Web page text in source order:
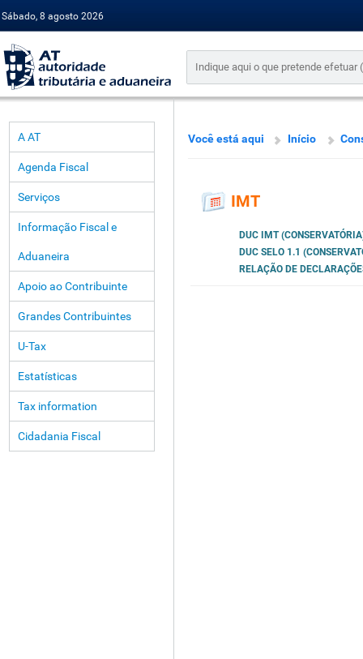
Sábado, 8 agosto 2026
A AT
Agenda Fiscal
Serviços
Informação Fiscal e
Aduaneira
Apoio ao Contribuinte
Grandes Contribuintes
U-Tax
Estatísticas
Tax information
Cidadania Fiscal
Você está aqui Início
IMT
DUC IMT
DUC SELO 1.1
RELAÇÃO DE